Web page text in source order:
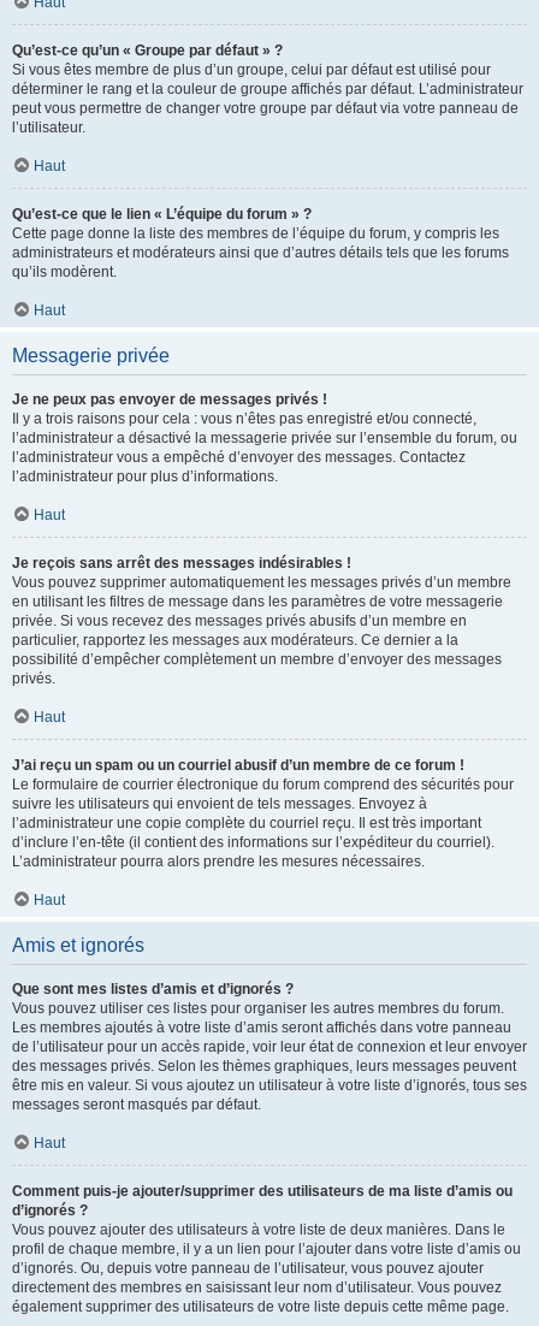
Qu’est-ce qu’un « Groupe par défaut » ?
Si vous êtes membre de plus d’un groupe, celui par défaut est utilisé pour
déterminer le rang et la couleur de groupe affichés par défaut. L’administrateur
peut vous permettre de changer votre groupe par défaut via votre panneau de
l’utilisateur.
Haut
Qu’est-ce que le lien « L’équipe du forum » ?
Cette page donne la liste des membres de l’équipe du forum, y compris les
administrateurs et modérateurs ainsi que d’autres détails tels que les forums
qu’ils modèrent.
Haut
Messagerie privée
Je ne peux pas envoyer de messages privés !
Il y a trois raisons pour cela : vous n’êtes pas enregistré et/ou connecté,
l’administrateur a désactivé la messagerie privée sur l’ensemble du forum, ou
l’administrateur vous a empêché d’envoyer des messages. Contactez
l’administrateur pour plus d’informations.
Haut
Je reçois sans arrêt des messages indésirables !
Vous pouvez supprimer automatiquement les messages privés d’un membre
en utilisant les filtres de message dans les paramètres de votre messagerie
privée. Si vous recevez des messages privés abusifs d’un membre en
particulier, rapportez les messages aux modérateurs. Ce dernier a la
possibilité d’empêcher complètement un membre d’envoyer des messages
privés.
Haut
J’ai reçu un spam ou un courriel abusif d’un membre de ce forum !
Le formulaire de courrier électronique du forum comprend des sécurités pour
suivre les utilisateurs qui envoient de tels messages. Envoyez à
l’administrateur une copie complète du courriel reçu. Il est très important
d’inclure l’en-tête (il contient des informations sur l’expéditeur du courriel).
L’administrateur pourra alors prendre les mesures nécessaires.
Haut
Amis et ignorés
Que sont mes listes d’amis et d’ignorés ?
Vous pouvez utiliser ces listes pour organiser les autres membres du forum.
Les membres ajoutés à votre liste d’amis seront affichés dans votre panneau
de l’utilisateur pour un accès rapide, voir leur état de connexion et leur envoyer
des messages privés. Selon les thèmes graphiques, leurs messages peuvent
être mis en valeur. Si vous ajoutez un utilisateur à votre liste d’ignorés, tous ses
messages seront masqués par défaut.
Haut
Comment puis-je ajouter/supprimer des utilisateurs de ma liste d’amis ou
d’ignorés ?
Vous pouvez ajouter des utilisateurs à votre liste de deux manières. Dans le
profil de chaque membre, il y a un lien pour l’ajouter dans votre liste d’amis ou
d’ignorés. Ou, depuis votre panneau de l’utilisateur, vous pouvez ajouter
directement des membres en saisissant leur nom d’utilisateur. Vous pouvez
également supprimer des utilisateurs de votre liste depuis cette même page.